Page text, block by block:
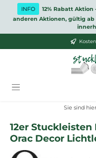
Zum Hauptinhalt springen
INFO
12% Rabatt
anderen Aktionen, gültig
Sie sind
12er Stuckleisten
Orac Decor